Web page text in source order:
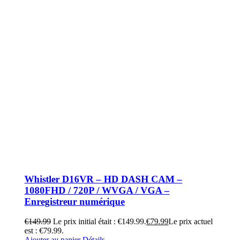
Whistler D16VR – HD DASH CAM –
1080FHD / 720P / WVGA / VGA –
Enregistreur numérique
€149.99 Le prix initial était : €149.99.€79.99Le prix actuel
est : €79.99.